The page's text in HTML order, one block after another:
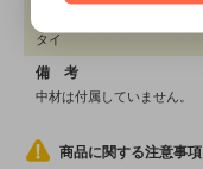
タイ
備 考
中材は付属していません。
商品に関する注意事項